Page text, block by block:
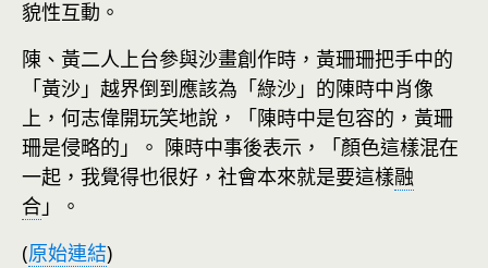
貌性互動。
陳、黃二人上台參與沙畫創作時，黃珊珊把手中的
「黃沙」越界倒到應該為「綠沙」的陳時中肖像
上，何志偉開玩笑地說，「陳時中是包容的，黃珊
珊是侵略的」。 陳時中事後表示，「顏色這樣混在
一起，我覺得也很好，社會本來就是要這樣融
合 」。
(原始連結)